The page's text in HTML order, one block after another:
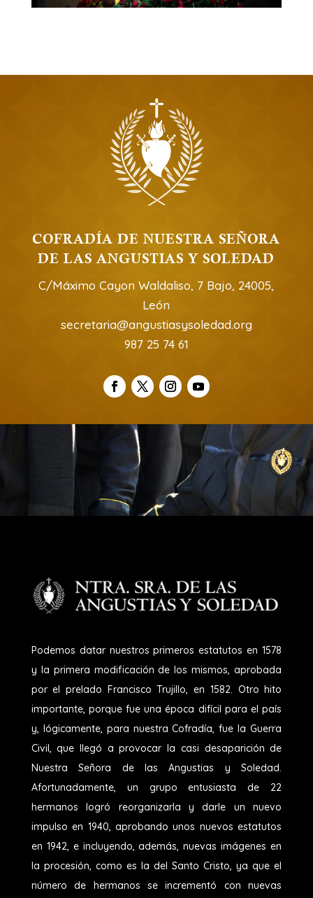
COFRADÍA DE NUESTRA SEÑORA
DE LAS ANGUSTIAS Y SOLEDAD
C/Máximo Cayon Waldaliso, 7 Bajo, 24005,
León
secretaria@angustiasysoledad.org
987 25 74 61
Podemos datar nuestros primeros estatutos en 1578
y la primera modificación de los mismos, aprobada
por el prelado Francisco Trujillo, en 1582. Otro hito
importante, porque fue una época difícil para el país
y, lógicamente, para nuestra Cofradía, fue la Guerra
Civil, que llegó a provocar la casi desaparición de
Nuestra Señora de las Angustias y Soledad.
Afortunadamente, un grupo entusiasta de 22
hermanos logró reorganizarla y darle un nuevo
impulso en 1940, aprobando unos nuevos estatutos
en 1942, e incluyendo, además, nuevas imágenes en
la procesión, como es la del Santo Cristo, ya que el
número de hermanos se incrementó con nuevas